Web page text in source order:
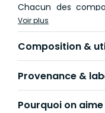
Chacun des
selon sa durabilité et
Voir plus
Composition &
Provenance &
Pourquoi on aime